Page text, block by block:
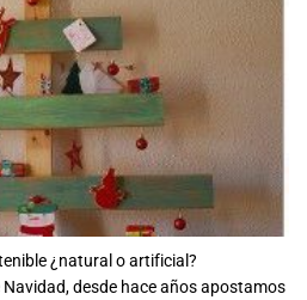
¿natural o artificial?
desde hace años apostamos